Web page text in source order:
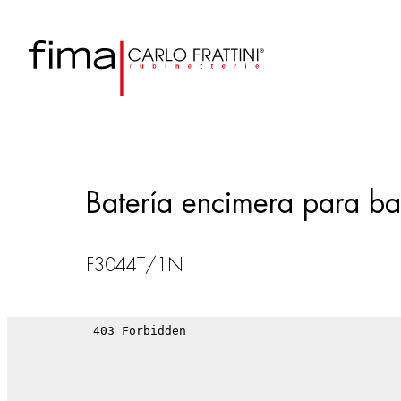
Batería encimera para
F3044T/1N